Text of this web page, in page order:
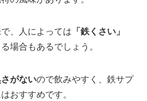
、人によっては 「鉄くさい」
場合もあるでしょう。
がないので飲みやすく、鉄サプ
おすすめです。